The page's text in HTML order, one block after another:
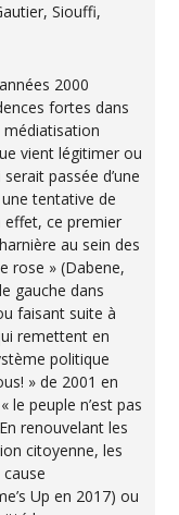
Siouffi,
2000
fortes dans
vient légitimer ou
passée d’une
tentative de
effet, ce premier
au sein des
rose » (Dabene,
gauche dans
faisant suite à
remettent en
politique
» de 2001 en
le peuple n’est pas
renouvelant les
citoyenne, les
Up en 2017) ou